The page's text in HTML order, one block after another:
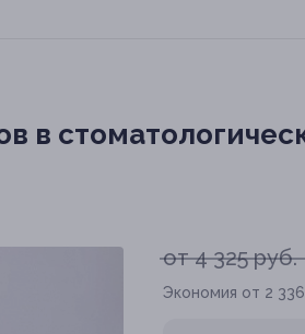
в
от 4 325 руб.
Экономия от 2 336